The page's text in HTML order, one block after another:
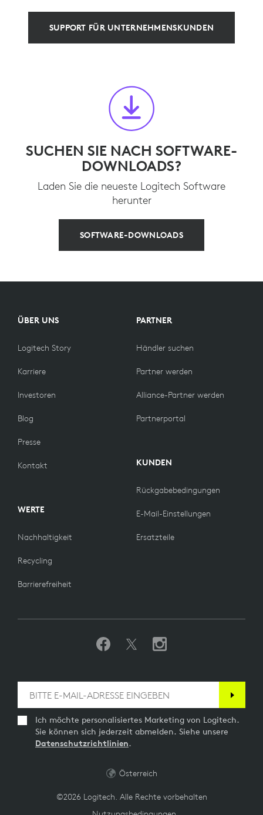
SUPPORT FÜR UNTERNEHMENSKUNDEN
SUCHEN SIE NACH SOFTWARE-
DOWNLOADS?
Laden Sie die neueste Logitech Software
herunter
SOFTWARE-DOWNLOADS
ÜBER UNS
Logitech Story
Karriere
Investoren
Blog
Presse
Kontakt
WERTE
Nachhaltigkeit
Recycling
Barrierefreiheit
PARTNER
Händler suchen
Partner werden
Alliance-Partner werden
Partnerportal
KUNDEN
Rückgabebedingungen
E-Mail-Einstellungen
Ersatzteile
Ich möchte personalisiertes Marketing von Logitech.
Sie können sich jederzeit abmelden. Siehe unsere
Datenschutzrichtlinien.
©2026 Logitech. Alle Rechte vorbehalten
Österreich